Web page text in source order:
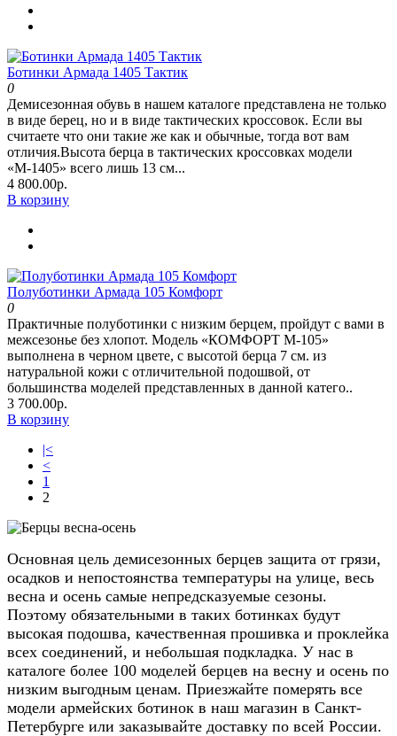
Ботинки Армада 1405 Тактик
0
Демисезонная обувь в нашем каталоге представлена не только
в виде берец, но и в виде тактических кроссовок. Если вы
считаете что они такие же как и обычные, тогда вот вам
отличия.Высота берца в тактических кроссовках модели
«М-1405» всего лишь 13 см...
4 800.00р.
В корзину
Полуботинки Армада 105 Комфорт
0
Практичные полуботинки с низким берцем, пройдут с вами в
межсезонье без хлопот. Модель «КОМФОРТ М-105»
выполнена в черном цвете, с высотой берца 7 см. из
натуральной кожи с отличительной подошвой, от
большинства моделей представленных в данной катего..
3 700.00р.
В корзину
|<
<
1
2
Основная цель демисезонных берцев защита от грязи,
осадков и непостоянства температуры на улице, весь
весна и осень самые непредсказуемые сезоны.
Поэтому обязательными в таких ботинках будут
высокая подошва, качественная прошивка и проклейка
всех соединений, и небольшая подкладка. У нас в
каталоге более 100 моделей берцев на весну и осень по
низким выгодным ценам. Приезжайте померять все
модели армейских ботинок в наш магазин в Санкт-
Петербурге или заказывайте доставку по всей России.